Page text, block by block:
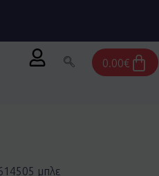
0.00€Cart
μπλε